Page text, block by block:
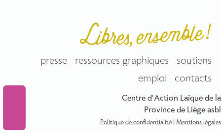
presse ressources graphiques
soutiens
emploi
contacts
Centre d'Action Laïque de la
Province de Liège asbl
Politique de confidentialité Mentions légales